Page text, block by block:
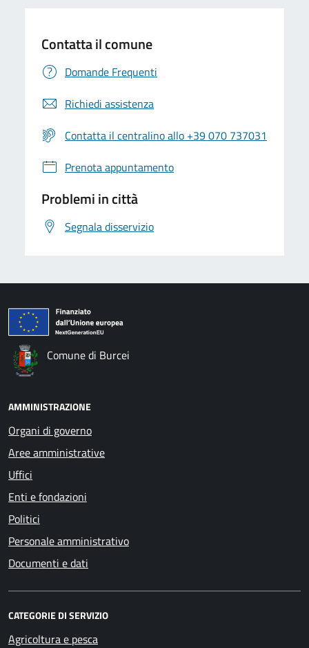
Contatta il comune
Domande Frequenti
Richiedi assistenza
Contatta il centralino allo +39 070 737031
Prenota appuntamento
Problemi in città
Segnala disservizio
Comune di Burcei
AMMINISTRAZIONE
Organi di governo
Aree amministrative
Uffici
Enti e fondazioni
Politici
Personale amministrativo
Documenti e dati
CATEGORIE DI SERVIZIO
Agricoltura e pesca